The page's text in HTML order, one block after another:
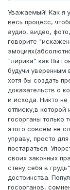
фактов. Из
послужившей
вопрос
купюры, но не
которая у меня
сам сказал что
оказали в
оказалось
Национального
отказ в приеме
является
обжаловать
силу
этот орган
Уважаемый! Как я
весь процесс,
аудио, видео,
говорите
"лирика" как Вы
будучи уверенным
хотя бы создать
доказательств о
и исхода. Никто
отписку,в которой
госорганы только
этого совсем не
управу, просто
постараться.
своих законных
стену себя в
достоинства.
госорганов,